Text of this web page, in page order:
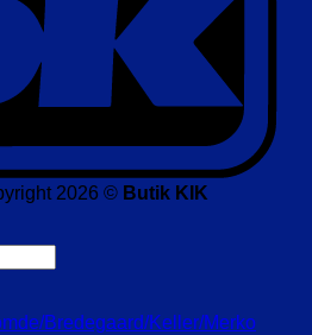
2026 © Butik KIK
Bredegaard/Keller/Merko